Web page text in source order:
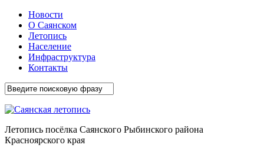
Новости
О Саянском
Летопись
Население
Инфраструктура
Контакты
Летопись посёлка Саянского Рыбинского района
Красноярского края